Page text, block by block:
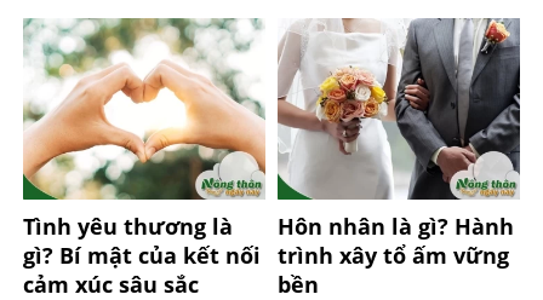
Tình yêu thương là
gì? Bí mật của kết nối
cảm xúc sâu sắc
Hôn nhân là gì? Hành
trình xây tổ ấm vững
bền